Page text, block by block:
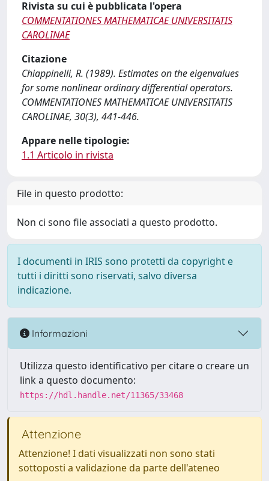
Rivista su cui è pubblicata l'opera
COMMENTATIONES MATHEMATICAE UNIVERSITATIS
CAROLINAE
Citazione
Chiappinelli, R. (1989). Estimates on the eigenvalues
for some nonlinear ordinary differential operators.
COMMENTATIONES MATHEMATICAE UNIVERSITATIS
CAROLINAE, 30(3), 441-446.
Appare nelle tipologie:
1.1 Articolo in rivista
File in questo prodotto:
Non ci sono file associati a questo prodotto.
I documenti in IRIS sono protetti da copyright e
tutti i diritti sono riservati, salvo diversa
indicazione.
Informazioni
Utilizza questo identificativo per citare o creare un
link a questo documento:
https://hdl.handle.net/11365/33468
Attenzione
Attenzione! I dati visualizzati non sono stati
sottoposti a validazione da parte dell'ateneo